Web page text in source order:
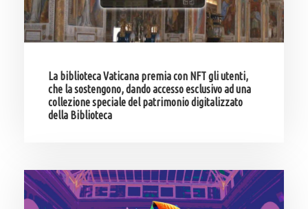
La biblioteca Vaticana premia con NFT gli utenti,
che la sostengono, dando accesso esclusivo ad una
collezione speciale del patrimonio digitalizzato
della Biblioteca